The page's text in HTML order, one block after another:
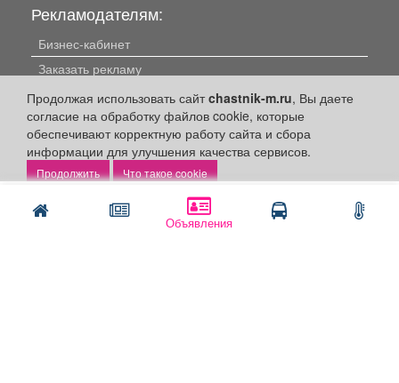
Объявления
Написать Позвонить
Продолжая использовать сайтchastnik-m.ru, Вы даете
согласие на обработку файлов cookie, которые
обеспечивают корректную работу сайта и сбора
информации для улучшения качества сервисов.
Что такое cookie
Рекламодателям:
Бизнес-кабинет
Заказать рекламу
Оплата услуг:
Расценки
Оплатить
Наши ресурсы: